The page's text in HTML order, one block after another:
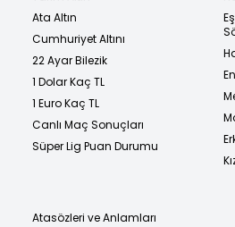
Ata Altın
Cumhuriyet Altını
22 Ayar Bilezik
1 Dolar Kaç TL
1 Euro Kaç TL
Canlı Maç Sonuçları
Süper Lig Puan Durumu
Atasözleri ve Anlamları